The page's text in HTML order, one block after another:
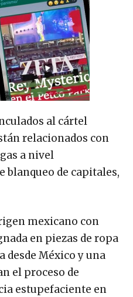
al cártel
relacionados con
a nivel
blanqueo de capitales,
mexicano con
en piezas de ropa
desde México y una
el proceso de
estupefaciente en